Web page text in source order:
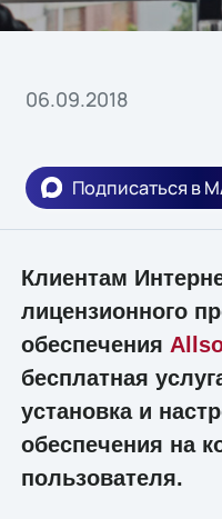
06.09.2018
Подписаться в
Клиентам
лицензионного
обеспечения
бесплатная
установка и
обеспечения на
пользователя.